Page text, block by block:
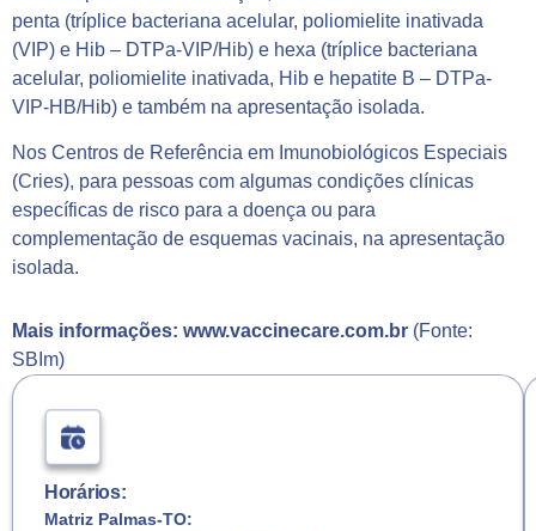
penta (tríplice bacteriana acelular, poliomielite inativada
(VIP) e Hib – DTPa-VIP/Hib) e hexa (tríplice bacteriana
acelular, poliomielite inativada, Hib e hepatite B – DTPa-
VIP-HB/Hib) e também na apresentação isolada.
Nos Centros de Referência em Imunobiológicos Especiais
(Cries), para pessoas com algumas condições clínicas
específicas de risco para a doença ou para
complementação de esquemas vacinais, na apresentação
isolada.
Mais informações: www.vaccinecare.com.br (Fonte:
SBIm)
Horários:
Matriz Palmas-TO: